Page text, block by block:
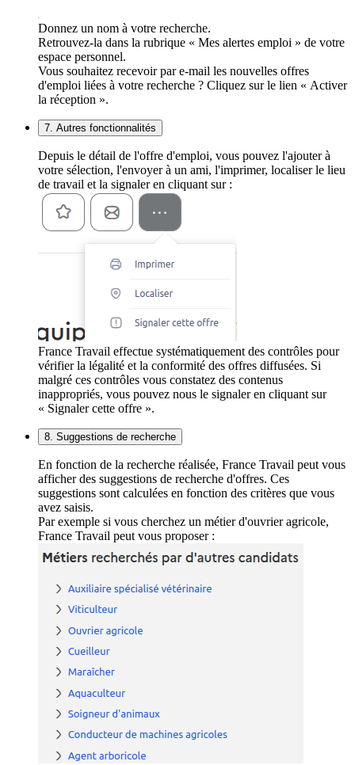
Donnez un nom à votre recherche.
Retrouvez-la dans la rubrique « Mes alertes emploi » de votre
espace personnel.
Vous souhaitez recevoir par e-mail les nouvelles offres
d'emploi liées à votre recherche ? Cliquez sur le lien « Activer
la réception ».
7. Autres fonctionnalités
Depuis le détail de l'offre d'emploi, vous pouvez l'ajouter à
votre sélection, l'envoyer à un ami, l'imprimer, localiser le lieu
de travail et la signaler en cliquant sur :
France Travail effectue systématiquement des contrôles pour
vérifier la légalité et la conformité des offres diffusées. Si
malgré ces contrôles vous constatez des contenus
inappropriés, vous pouvez nous le signaler en cliquant sur
« Signaler cette offre ».
8. Suggestions de recherche
En fonction de la recherche réalisée, France Travail peut vous
afficher des suggestions de recherche d'offres. Ces
suggestions sont calculées en fonction des critères que vous
avez saisis.
Par exemple si vous cherchez un métier d'ouvrier agricole,
France Travail peut vous proposer :